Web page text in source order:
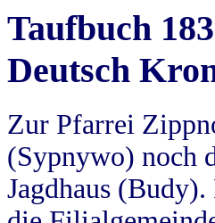
Taufbuch
Deutsch
Zur Pfarrei
(Sypnywo) noch
Jagdhaus